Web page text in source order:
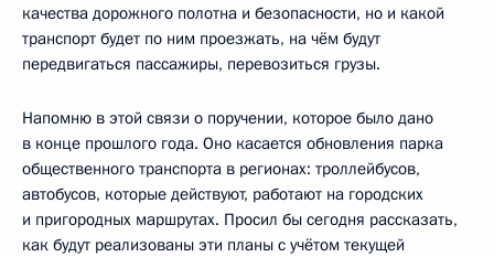
качества дорожного полотна и безопасности, но и какой
транспорт будет по ним проезжать, на чём будут
передвигаться пассажиры, перевозиться грузы.
Напомню в этой связи о поручении, которое было дано
в конце прошлого года. Оно касается обновления парка
общественного транспорта в регионах: троллейбусов,
автобусов, которые действуют, работают на городских
и пригородных маршрутах. Просил бы сегодня рассказать,
как будут реализованы эти планы с учётом текущей